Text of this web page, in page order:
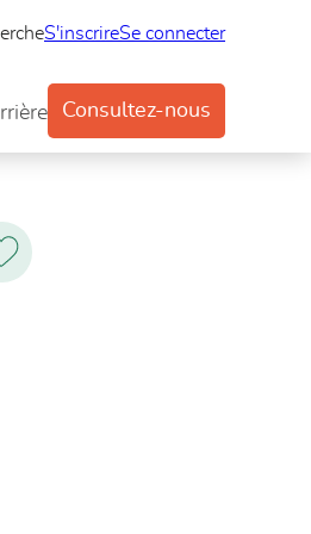
S'inscrireSe connecter
Consultez-nous
Ajoutez